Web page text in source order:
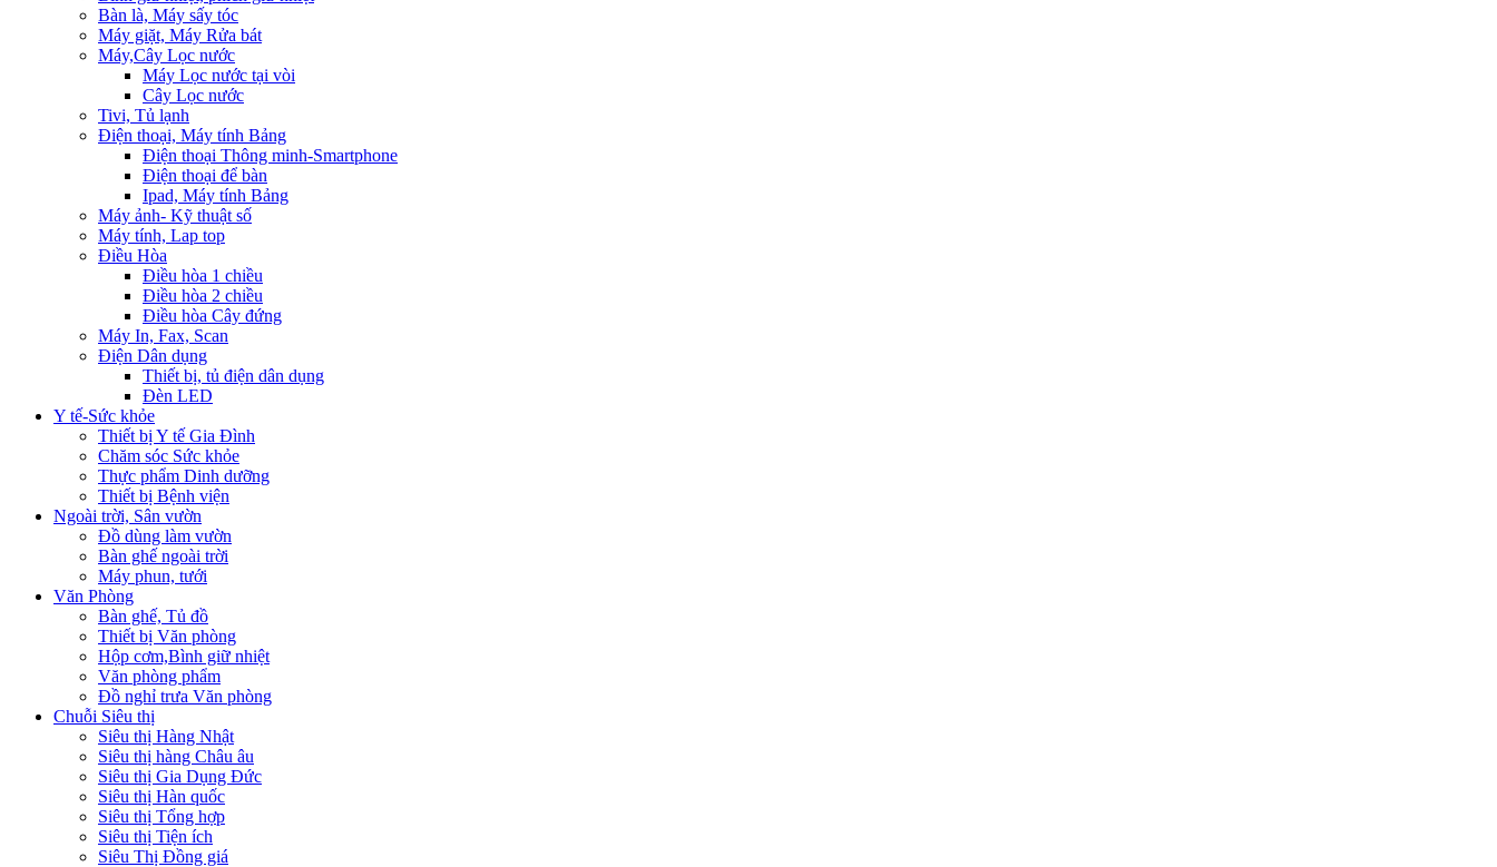
Bàn là, Máy sấy tóc
Máy giặt, Máy Rửa bát
Máy,Cây Lọc nước
Máy Lọc nước tại vòi
Cây Lọc nước
Tivi, Tủ lạnh
Điện thoại, Máy tính Bảng
Điện thoại Thông minh-Smartphone
Điện thoại để bàn
Ipad, Máy tính Bảng
Máy ảnh- Kỹ thuật số
Máy tính, Lap top
Điều Hòa
Điều hòa 1 chiều
Điều hòa 2 chiều
Điều hòa Cây đứng
Máy In, Fax, Scan
Điện Dân dụng
Thiết bị, tủ điện dân dụng
Đèn LED
Y tế-Sức khỏe
Thiết bị Y tế Gia Đình
Chăm sóc Sức khỏe
Thực phẩm Dinh dưỡng
Thiết bị Bệnh viện
Ngoài trời, Sân vườn
Đồ dùng làm vườn
Bàn ghế ngoài trời
Máy phun, tưới
Văn Phòng
Bàn ghế, Tủ đồ
Thiết bị Văn phòng
Hộp cơm,Bình giữ nhiệt
Văn phòng phẩm
Đồ nghỉ trưa Văn phòng
Chuỗi Siêu thị
Siêu thị Hàng Nhật
Siêu thị hàng Châu âu
Siêu thị Gia Dụng Đức
Siêu thị Hàn quốc
Siêu thị Tổng hợp
Siêu thị Tiện ích
Siêu Thị Đồng giá